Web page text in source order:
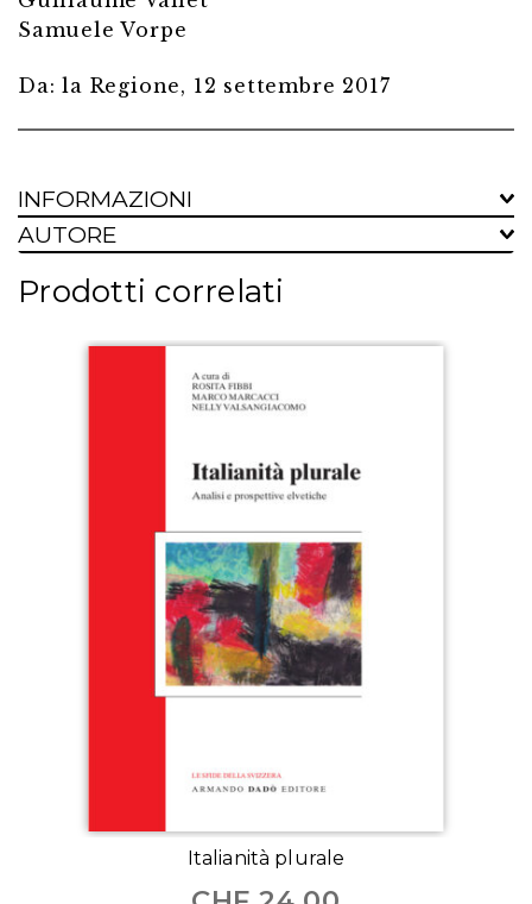
Samuele Vorpe
Da: la Regione, 12 settembre 2017
INFORMAZIONI
AUTORE
Prodotti correlati
Italianità plurale